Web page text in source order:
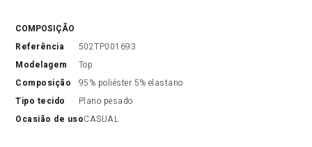
combine com blazer para inspirar elegância!
COMPOSIÇÃO
referência
502TP001693
modelagem
Top
composição
95% poliéster 5% elastano
tipo tecido
Plano pesado
ocasião de usoCASUAL